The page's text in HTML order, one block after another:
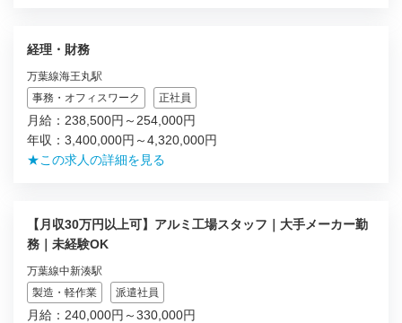
経理・財務
万葉線海王丸駅
事務・オフィスワーク
正社員
月給：238,500円～254,000円
年収：3,400,000円～4,320,000円
★この求人の詳細を見る
【月収30万円以上可】アルミ工場スタッフ｜大手メーカー勤
務｜未経験OK
万葉線中新湊駅
製造・軽作業
派遣社員
月給：240,000円～330,000円